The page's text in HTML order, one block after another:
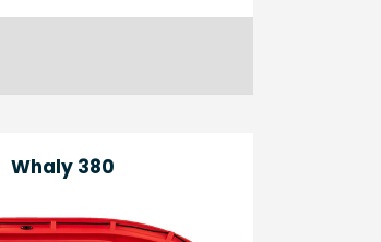
Whaly 380